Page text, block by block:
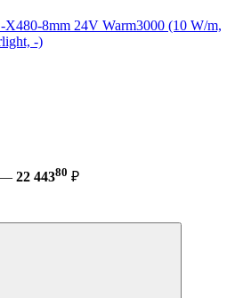
X480-8mm 24V Warm3000 (10 W/m,
-)
— 22 44380 ₽